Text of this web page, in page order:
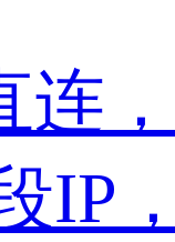
连
IP